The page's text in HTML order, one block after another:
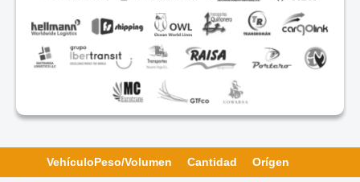
VehículoPeso/Volumen Cantidad Orígen